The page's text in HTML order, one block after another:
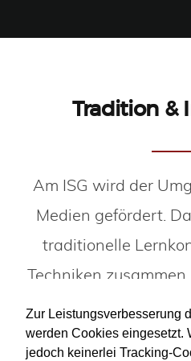
Zur Leistungsverbesserung
werden Cookies eingesetzt.
jedoch keinerlei Tracking-
Tradition &
Am ISG wird der
Medien gefördert.
traditionelle
Techniken